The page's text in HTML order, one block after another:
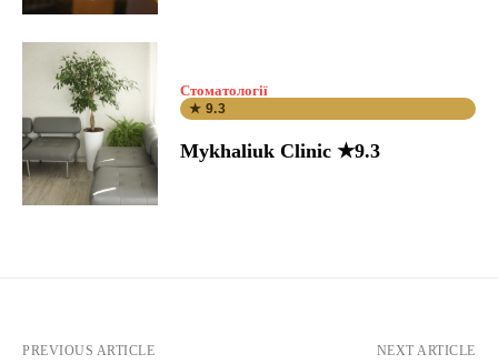
Стоматології
★ 9.3
Mykhaliuk Clinic ★9.3
PREVIOUS ARTICLE NEXT ARTICLE